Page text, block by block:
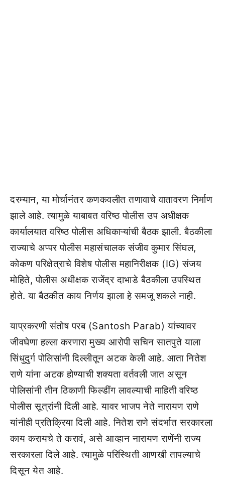
दरम्यान, या मोर्चानंतर कणकवलीत तणावाचे वातावरण निर्माण
झाले आहे. त्यामुळे याबाबत वरिष्ठ पोलीस उप अधीक्षक
कार्यालयात वरिष्ठ पोलीस अधिकाऱ्यांची बैठक झाली. बैठकीला
राज्याचे अप्पर पोलीस महासंचालक संजीव कुमार सिंघल,
कोकण परिक्षेत्राचे विशेष पोलीस महानिरीक्षक (IG) संजय
मोहिते, पोलीस अधीक्षक राजेंद्र दाभाडे बैठकीला उपस्थित
होते. या बैठकीत काय निर्णय झाला हे समजू शकले नाही.
याप्रकरणी संतोष परब (Santosh Parab) यांच्यावर
जीवघेणा हल्ला करणारा मुख्य आरोपी सचिन सातपुते याला
सिंधुदुर्ग पोलिसांनी दिल्लीतून अटक केली आहे. आता नितेश
राणे यांना अटक होण्याची शक्यता वर्तवली जात असून
पोलिसांनी तीन ठिकाणी फिल्डींग लावल्याची माहिती वरिष्ठ
पोलीस सूत्रांनी दिली आहे. यावर भाजप नेते नारायण राणे
यांनीही प्रतिक्रिया दिली आहे. नितेश राणे संदर्भात सरकारला
काय करायचे ते करावं, असे आव्हान नारायण राणेंनी राज्य
सरकारला दिले आहे. त्यामुळे परिस्थिती आणखी तापल्याचे
दिसून येत आहे.